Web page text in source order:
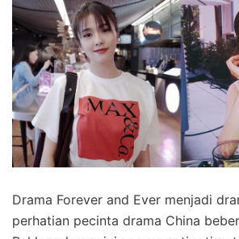
Drama Forever and Ever menjadi
perhatian pecinta drama China